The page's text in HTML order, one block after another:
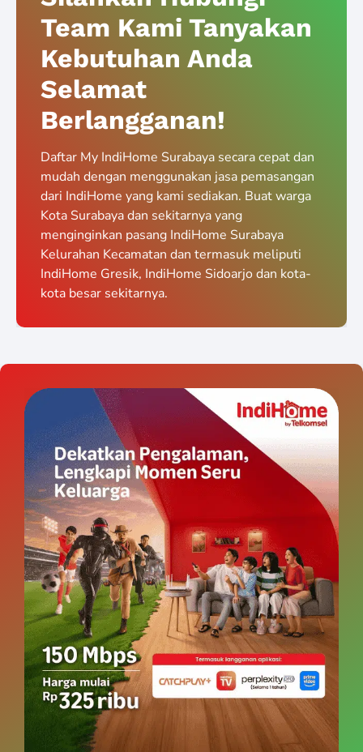
Team Kami Tanyakan
Kebutuhan Anda
Selamat
Berlangganan!
Daftar My IndiHome Surabaya secara cepat dan
mudah dengan menggunakan jasa pemasangan
dari IndiHome yang kami sediakan. Buat warga
Kota Surabaya dan sekitarnya yang
menginginkan pasang IndiHome Surabaya
Kelurahan Kecamatan dan termasuk meliputi
IndiHome Gresik, IndiHome Sidoarjo dan kota-
kota besar sekitarnya.